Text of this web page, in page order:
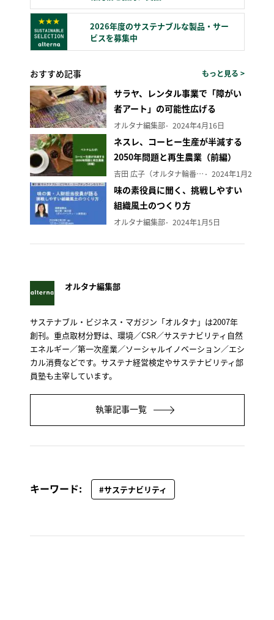
2026年度のサステナブルな製品・サー
ビスを募集中
おすすめ記事 もっと見る >
サラヤ、レンタル事業で「障がい
者アート」の可能性広げる
オルタナ編集部 2024年4月16日
ネスレ、コーヒー生産が半減する
2050年問題と再生農業（前編）
吉田 広子（オルタナ輪番編集長） 2024年1月29日
味の素役員に聞く、挑戦しやすい
組織風土のつくり方
オルタナ編集部 2024年1月5日
オルタナ編集部
サステナブル・ビジネス・マガジン「オルタナ」は2007年
創刊。重点取材分野は、環境／CSR／サステナビリティ自然
エネルギー／第一次産業／ソーシャルイノベーション／エシ
カル消費などです。サステナ経営検定やサステナビリティ部
員塾も主宰しています。
執筆記事一覧
キーワード: #サステナビリティ